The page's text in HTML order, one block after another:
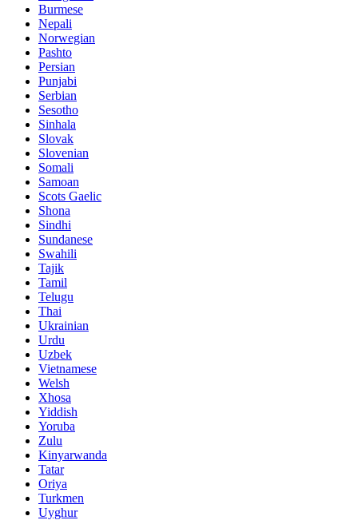
Burmese
Nepali
Norwegian
Pashto
Persian
Punjabi
Serbian
Sesotho
Sinhala
Slovak
Slovenian
Somali
Samoan
Scots Gaelic
Shona
Sindhi
Sundanese
Swahili
Tajik
Tamil
Telugu
Thai
Ukrainian
Urdu
Uzbek
Vietnamese
Welsh
Xhosa
Yiddish
Yoruba
Zulu
Kinyarwanda
Tatar
Oriya
Turkmen
Uyghur